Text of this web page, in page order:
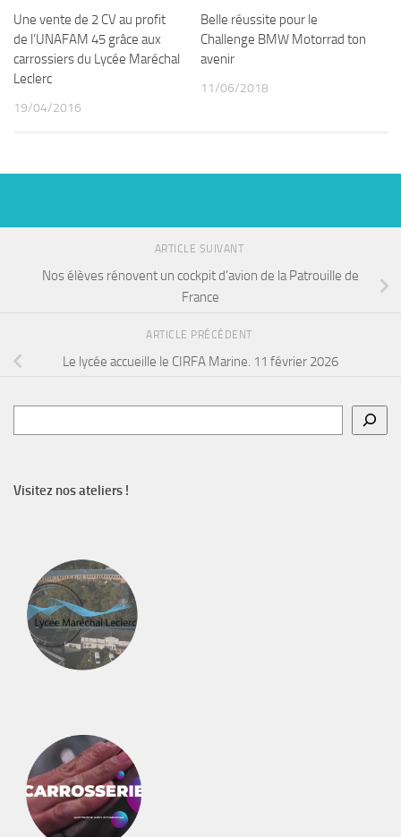
Une vente de 2 CV au profit
de l’UNAFAM 45 grâce aux
carrossiers du Lycée Maréchal
Leclerc
19/04/2016
Belle réussite pour le
Challenge BMW Motorrad ton
avenir
11/06/2018
ARTICLE SUIVANT
Nos élèves rénovent un cockpit d’avion de la Patrouille de
France
ARTICLE PRÉCÉDENT
Le lycée accueille le CIRFA Marine. 11 février 2026
Visitez nos ateliers !